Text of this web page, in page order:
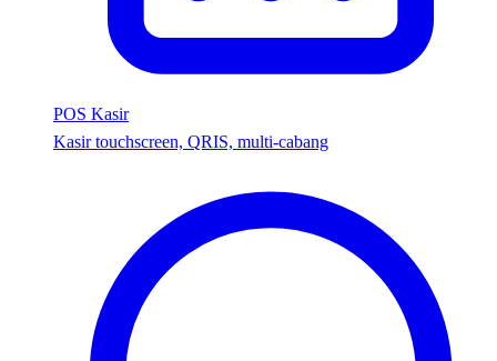
POS Kasir
Kasir touchscreen, QRIS, multi-cabang